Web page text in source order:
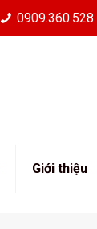
0909.360.528
Giới thiệu